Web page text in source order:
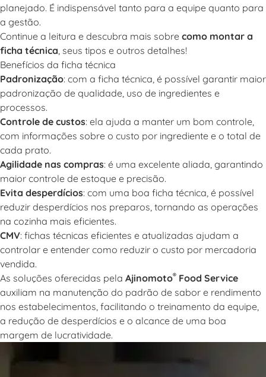
planejado. É indispensável tanto para a equipe quanto para
a gestão.
Continue a leitura e descubra mais sobre como montar a
ficha técnica , seus tipos e outros detalhes!
Benefícios da ficha técnica
Padronização: com a ficha técnica, é possível garantir maior
padronização de qualidade, uso de ingredientes e
processos.
Controle de custos: ela ajuda a manter um bom controle,
com informações sobre o custo por ingrediente e o total de
cada prato.
Agilidade nas compras: é uma excelente aliada, garantindo
maior controle de estoque e precisão.
Evita desperdícios: com uma boa ficha técnica, é possível
reduzir desperdícios nos preparos, tornando as operações
na cozinha mais eficientes.
CMV: fichas técnicas eficientes e atualizadas ajudam a
controlar e entender como reduzir o custo por mercadoria
vendida.
As soluções oferecidas pela Ajinomoto® Food Service
auxiliam na manutenção do padrão de sabor e rendimento
nos estabelecimentos, facilitando o treinamento da equipe,
a redução de desperdícios e o alcance de uma boa
margem de lucratividade.